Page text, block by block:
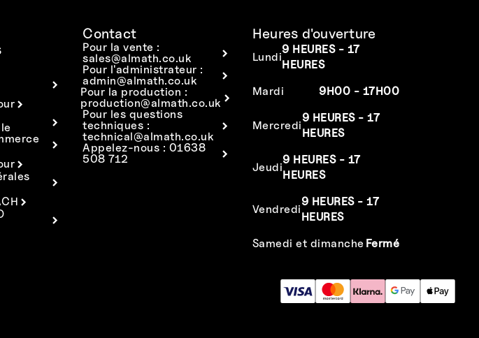
Contact
Pour la vente :
sales@almath.co.uk
Pour l'administrateur :
admin@almath.co.uk
Pour la production :
production@almath.co.uk
Pour les questions
techniques :
technical@almath.co.uk
Appelez-nous : 01638
508 712
Heures d'ouverture
Lundi
9 HEURES - 17
HEURES
Mardi
9H00 - 17H00
Mercredi
9 HEURES - 17
HEURES
Jeudi
9 HEURES - 17
HEURES
Vendredi
9 HEURES - 17
HEURES
Samedi et dimanche Fermé